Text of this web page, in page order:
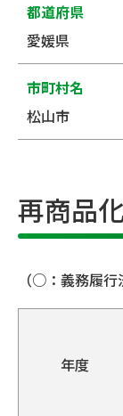
都道府県
愛媛県
市町村名
松山市
再商品
（○：義務履行
年度